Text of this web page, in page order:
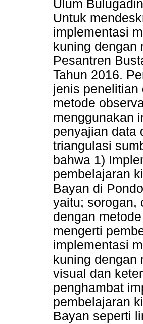
Ulum
Untuk
implementasi
kuning dengan
Pesantren
Tahun 2016.
jenis penelitian
metode
menggunakan
penyajian data
triangulasi
bahwa 1)
pembelajaran
Bayan di
yaitu; sorogan,
dengan
mengerti
implementasi
kuning dengan
visual dan
penghambat
pembelajaran
Bayan seperti